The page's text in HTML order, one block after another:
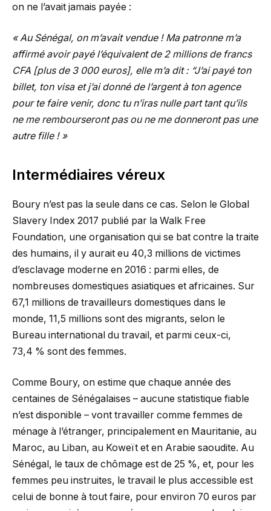
on ne l’avait jamais payée :
« Au Sénégal, on m’avait vendue ! Ma patronne m’a
affirmé avoir payé l’équivalent de 2 millions de francs
CFA [plus de 3 000 euros], elle m’a dit : “J’ai payé ton
billet, ton visa et j’ai donné de l’argent à ton agence
pour te faire venir, donc tu n’iras nulle part tant qu’ils
ne me rembourseront pas ou ne me donneront pas une
autre fille ! »
Intermédiaires véreux
Boury n’est pas la seule dans ce cas. Selon le Global
Slavery Index 2017 publié par la Walk Free
Foundation, une organisation qui se bat contre la traite
des humains, il y aurait eu 40,3 millions de victimes
d’esclavage moderne en 2016 : parmi elles, de
nombreuses domestiques asiatiques et africaines. Sur
67,1 millions de travailleurs domestiques dans le
monde, 11,5 millions sont des migrants, selon le
Bureau international du travail, et parmi ceux-ci,
73,4 % sont des femmes.
Comme Boury, on estime que chaque année des
centaines de Sénégalaises – aucune statistique fiable
n’est disponible – vont travailler comme femmes de
ménage à l’étranger, principalement en Mauritanie, au
Maroc, au Liban, au Koweït et en Arabie saoudite. Au
Sénégal, le taux de chômage est de 25 %, et, pour les
femmes peu instruites, le travail le plus accessible est
celui de bonne à tout faire, pour environ 70 euros par